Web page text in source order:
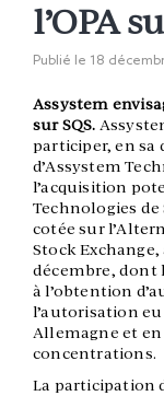
l’OPA
Publié le 18
Assystem
sur SQS.
participer, en sa
d’Assystem
l’acquisition
Technologies de
cotée sur
Stock Exchange,
décembre, dont
à l’obtention
l’autorisation
Allemagne et
concentrations.
La participation